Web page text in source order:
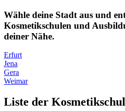
Wähle deine Stadt aus und
Kosmetikschulen und
deiner Nähe.
Erfurt
Jena
Gera
Weimar
Liste der